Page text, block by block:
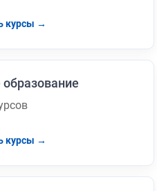
курсы →
курсы →